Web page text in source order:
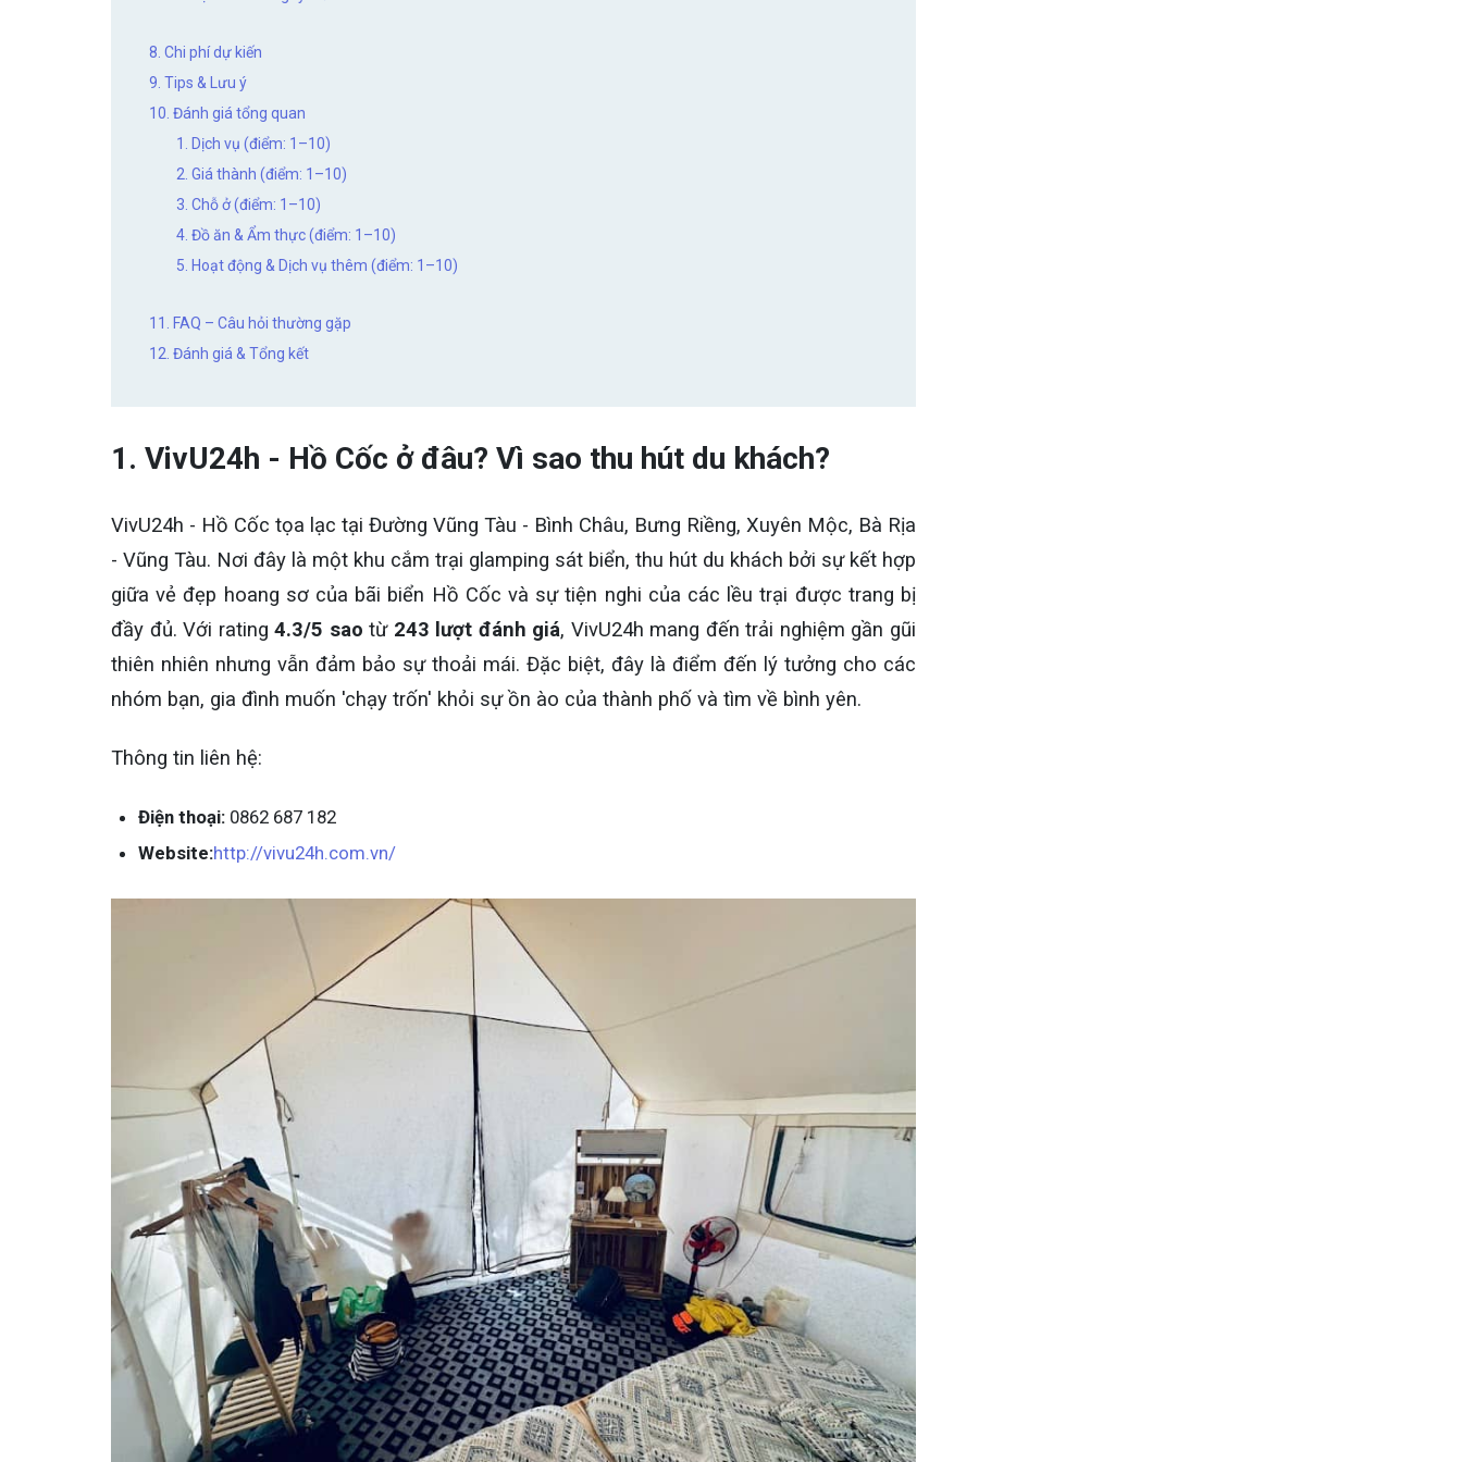
8. Chi phí dự kiến
9. Tips & Lưu ý
10. Đánh giá tổng quan
1. Dịch vụ (điểm: 1–10)
2. Giá thành (điểm: 1–10)
3. Chỗ ở (điểm: 1–10)
4. Đồ ăn & Ẩm thực (điểm: 1–10)
5. Hoạt động & Dịch vụ thêm (điểm: 1–10)
11. FAQ – Câu hỏi thường gặp
12. Đánh giá & Tổng kết
1. VivU24h - Hồ Cốc ở đâu? Vì sao thu hút du khách?
VivU24h - Hồ Cốc tọa lạc tại Đường Vũng Tàu - Bình Châu, Bưng Riềng, Xuyên Mộc, Bà Rịa
- Vũng Tàu. Nơi đây là một khu cắm trại glamping sát biển, thu hút du khách bởi sự kết hợp
giữa vẻ đẹp hoang sơ của bãi biển Hồ Cốc và sự tiện nghi của các lều trại được trang bị
đầy đủ. Với rating4.3/5 sao từ 243 lượt đánh giá, VivU24h mang đến trải nghiệm gần gũi
thiên nhiên nhưng vẫn đảm bảo sự thoải mái. Đặc biệt, đây là điểm đến lý tưởng cho các
nhóm bạn, gia đình muốn 'chạy trốn' khỏi sự ồn ào của thành phố và tìm về bình yên.
Thông tin liên hệ:
Điện thoại: 0862 687 182
Website:http://vivu24h.com.vn/